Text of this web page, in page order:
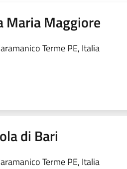
Maria Maggiore
Terme PE, Italia
di Bari
Terme PE, Italia